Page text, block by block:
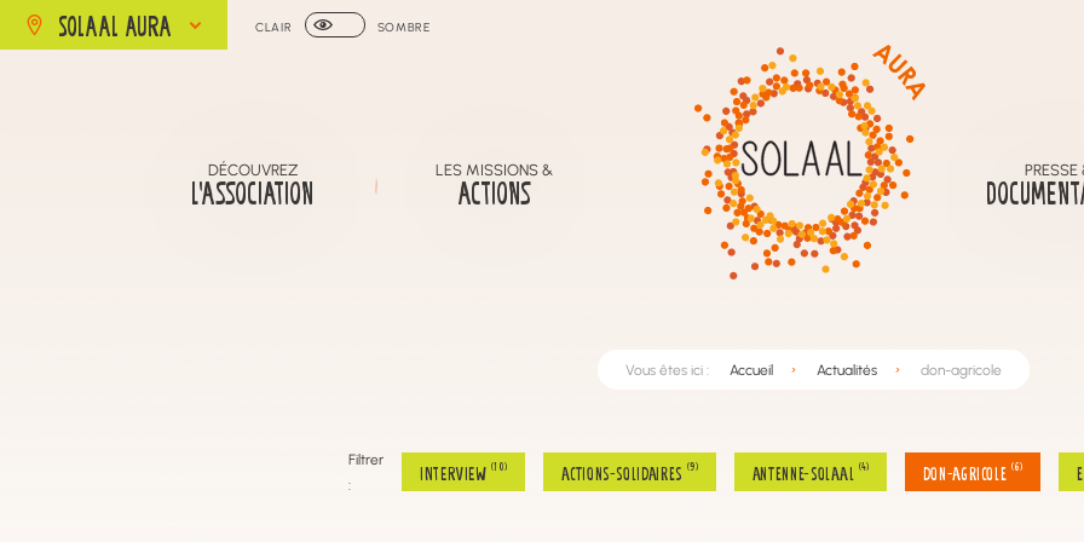
SOLAAL AURA CLAIR SOMBRE
DÉCOUVREZ
L’ASSOCIATION
LES MISSIONS &
ACTIONS
PRESSE
Vous êtes ici : Accueil Actualités don-agricole
Filtrer
:
INTERVIEW (10) actions-solidaires (9) antenne-solaal (4) don-agricole (6)